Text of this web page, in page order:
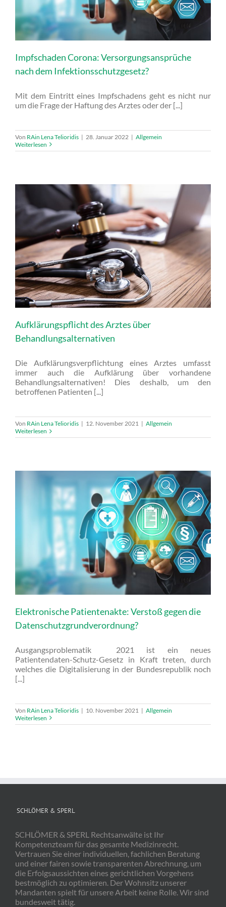
Impfschaden Corona: Versorgungsansprüche
nach dem Infektionsschutzgesetz?
Mit dem Eintritt eines Impfschadens geht es nicht nur
um die Frage der Haftung des Arztes oder der [...]
Von RAin Lena Telioridis | 28. Januar 2022 | Allgemein
Weiterlesen
Aufklärungspflicht des Arztes über
Behandlungsalternativen
Die Aufklärungsverpflichtung eines Arztes umfasst
immer auch die Aufklärung über vorhandene
Behandlungsalternativen! Dies deshalb, um den
betroffenen Patienten [...]
Von RAin Lena Telioridis | 12. November 2021 | Allgemein
Weiterlesen
Elektronische Patientenakte: Verstoß gegen die
Datenschutzgrundverordnung?
Ausgangsproblematik 2021 ist ein neues
Patientendaten-Schutz-Gesetz in Kraft treten, durch
welches die Digitalisierung in der Bundesrepublik noch
[...]
Von RAin Lena Telioridis | 10. November 2021 | Allgemein
Weiterlesen
SCHLÖMER & SPERL
SCHLÖMER & SPERL Rechtsanwälte ist Ihr
Kompetenzteam für das gesamte Medizinrecht.
Vertrauen Sie einer individuellen, fachlichen Beratung
und einer fairen sowie transparenten Abrechnung, um
die Erfolgsaussichten eines gerichtlichen Vorgehens
bestmöglich zu optimieren. Der Wohnsitz unserer
Mandanten spielt für unsere Arbeit keine Rolle. Wir sind
bundesweit tätig.